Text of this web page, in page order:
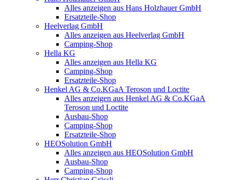
Alles anzeigen aus Hans Holzhauer GmbH
Ersatzteile-Shop
Heelverlag GmbH
Alles anzeigen aus Heelverlag GmbH
Camping-Shop
Hella KG
Alles anzeigen aus Hella KG
Camping-Shop
Ersatzteile-Shop
Henkel AG & Co.KGaA Teroson und Loctite
Alles anzeigen aus Henkel AG & Co.KGaA
Teroson und Loctite
Ausbau-Shop
Camping-Shop
Ersatzteile-Shop
HEOSolution GmbH
Alles anzeigen aus HEOSolution GmbH
Ausbau-Shop
Camping-Shop